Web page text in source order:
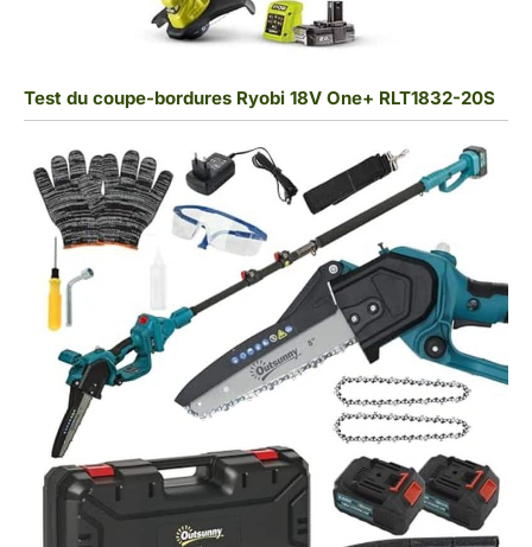
Test du coupe-bordures Ryobi 18V One+ RLT1832-20S